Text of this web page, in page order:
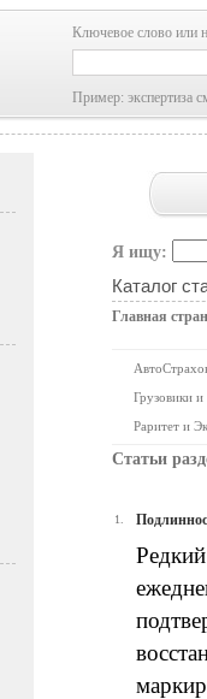
Ключевое слово или
Пример: экспертиза
Я ищу:
Каталог
Главная
Грузовики
Раритет и
Статьи
1.